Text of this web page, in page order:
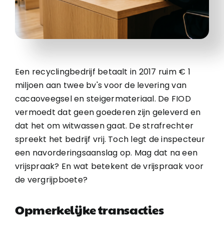
Een recyclingbedrijf betaalt in 2017 ruim € 1
miljoen aan twee bv's voor de levering van
cacaoveegsel en steigermateriaal. De FIOD
vermoedt dat geen goederen zijn geleverd en
dat het om witwassen gaat. De strafrechter
spreekt het bedrijf vrij. Toch legt de inspecteur
een navorderingsaanslag op. Mag dat na een
vrijspraak? En wat betekent de vrijspraak voor
de vergrijpboete?
Opmerkelijke transacties